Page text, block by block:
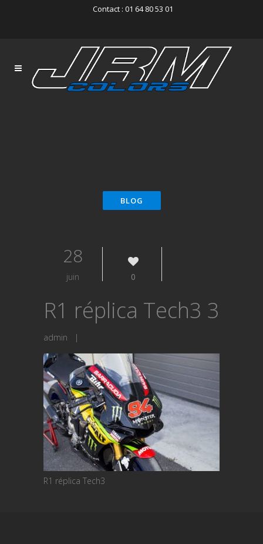
Contact : 01 64 80 53 01
28
juin 0
R1 réplica Tech3 3
admin |
R1 réplica Tech3